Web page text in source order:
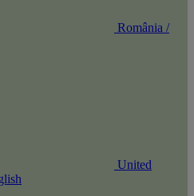
România /
United